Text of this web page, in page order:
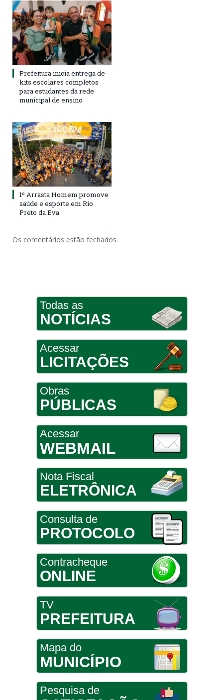
Prefeitura inicia entrega de
kits escolares completos
para estudantes da rede
municipal de ensino
1º Arrasta Homem promove
saúde e esporte em Rio
Preto da Eva
Os comentários estão fechados.
Todas as
NOTÍCIAS
Acessar
LICITAÇÕES
Obras
PÚBLICAS
Acessar
WEBMAIL
Nota Fiscal
ELETRÔNICA
Consulta de
PROTOCOLO
Contracheque
ONLINE
TV
PREFEITURA
Mapa do
MUNICÍPIO
Pesquisa de